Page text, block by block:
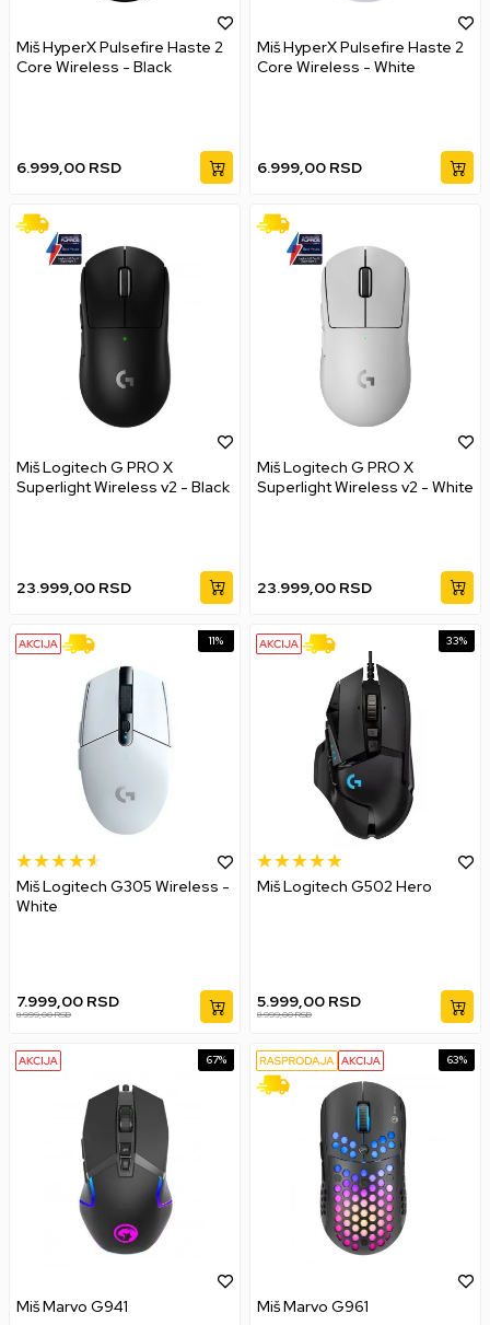
Miš HyperX Pulsefire Haste 2
Core Wireless - Black
6.999,00 RSD
Miš HyperX Pulsefire Haste 2
Core Wireless - White
6.999,00 RSD
Miš Logitech G PRO X
Superlight Wireless v2 - Black
23.999,00 RSD
Miš Logitech G PRO X
Superlight Wireless v2 - White
23.999,00 RSD
11%
Miš Logitech G305 Wireless -
White
7.999,00 RSD
8.999,00 RSD
33%
Miš Logitech G502 Hero
5.999,00 RSD
8.999,00 RSD
67%
Miš Marvo G941
63%
Miš Marvo G961